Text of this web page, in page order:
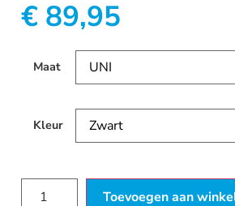
€ 89,95
Maat
Kleur
Toevoegen aan